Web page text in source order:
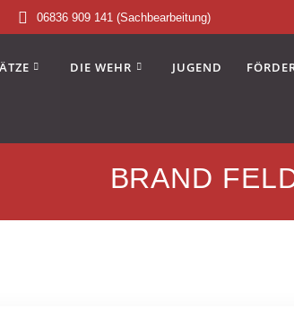
06836 909 141 (Sachbearbeitung)
DIE WEHR JUGEND
BRAND